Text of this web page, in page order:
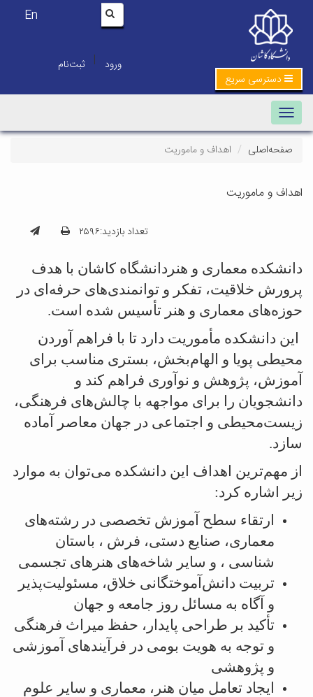
En
ورود | ثبت‌نام
دسترسی سریع
Toggle navigation
صفحه‌اصلی اهداف و ماموریت
اهداف و ماموریت
تعداد بازدید:۲۵۹۶
دانشکده معماری و هنر دانشگاه کاشان با هدف
پرورش خلاقیت، تفکر و توانمندی‌های حرفه‌ای در
حوزه‌های معماری و هنر تأسیس شده است.
این دانشکده مأموریت دارد تا با فراهم آوردن
محیطی پویا و الهام‌بخش، بستری مناسب برای
آموزش، پژوهش و نوآوری فراهم کند و
دانشجویان را برای مواجهه با چالش‌های فرهنگی،
زیست‌محیطی و اجتماعی در جهان معاصر آماده
سازد.
از مهم‌ترین اهداف این دانشکده می‌توان به موارد
زیر اشاره کرد:
ارتقاء سطح آموزش تخصصی در رشته‌های
معماری، صنایع دستی، فرش ، باستان
شناسی ، و سایر شاخه‌های هنرهای تجسمی
تربیت دانش‌آموختگانی خلاق، مسئولیت‌پذیر
و آگاه به مسائل روز جامعه و جهان
تأکید بر طراحی پایدار، حفظ میراث فرهنگی
و توجه به هویت بومی در فرآیندهای آموزشی
و پژوهشی
ایجاد تعامل میان هنر، معماری و سایر علوم